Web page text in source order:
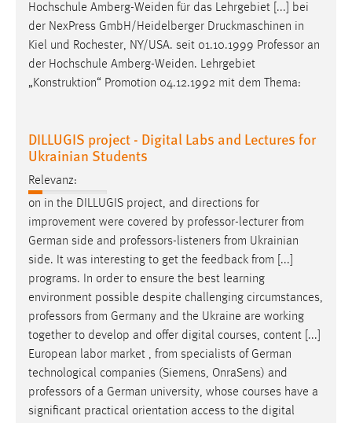
Hochschule Amberg-Weiden für das Lehrgebiet [...] bei
der NexPress GmbH/Heidelberger Druckmaschinen in
Kiel und Rochester, NY/USA. seit 01.10.1999 Professor an
der Hochschule Amberg-Weiden. Lehrgebiet
„Konstruktion“ Promotion 04.12.1992 mit dem Thema:
DILLUGIS project - Digital Labs and Lectures for
Ukrainian Students
Relevanz:
on in the DILLUGIS project, and directions for
improvement were covered by professor-lecturer from
German side and professors-listeners from Ukrainian
side. It was interesting to get the feedback from [...]
programs. In order to ensure the best learning
environment possible despite challenging circumstances,
professors from Germany and the Ukraine are working
together to develop and offer digital courses, content [...]
European labor market , from specialists of German
technological companies (Siemens, OnraSens) and
professors of a German university, whose courses have a
significant practical orientation access to the digital
STATISTIK
Statistik Cookies erfassen Informationen anonym.
Diese Informationen helfen uns zu verstehen, wie
unsere Besucher unsere Website nutzen.
Name:
_pk_ref, _pk_cvar, _pk_id, _pk_ses
Zweck:
Zugriffsstatistik
Cookie Laufzeit:
Max. 13 Monate
MARKETING
Marketing Cookies werden von Drittanbietern
verwendet, um personalisierte Werbung anzuzeigen.
Sie tun dies, indem sie Besucher über Websites